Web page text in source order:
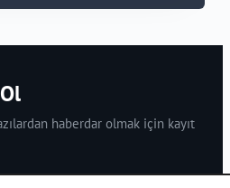
haberdar olmak için kayıt